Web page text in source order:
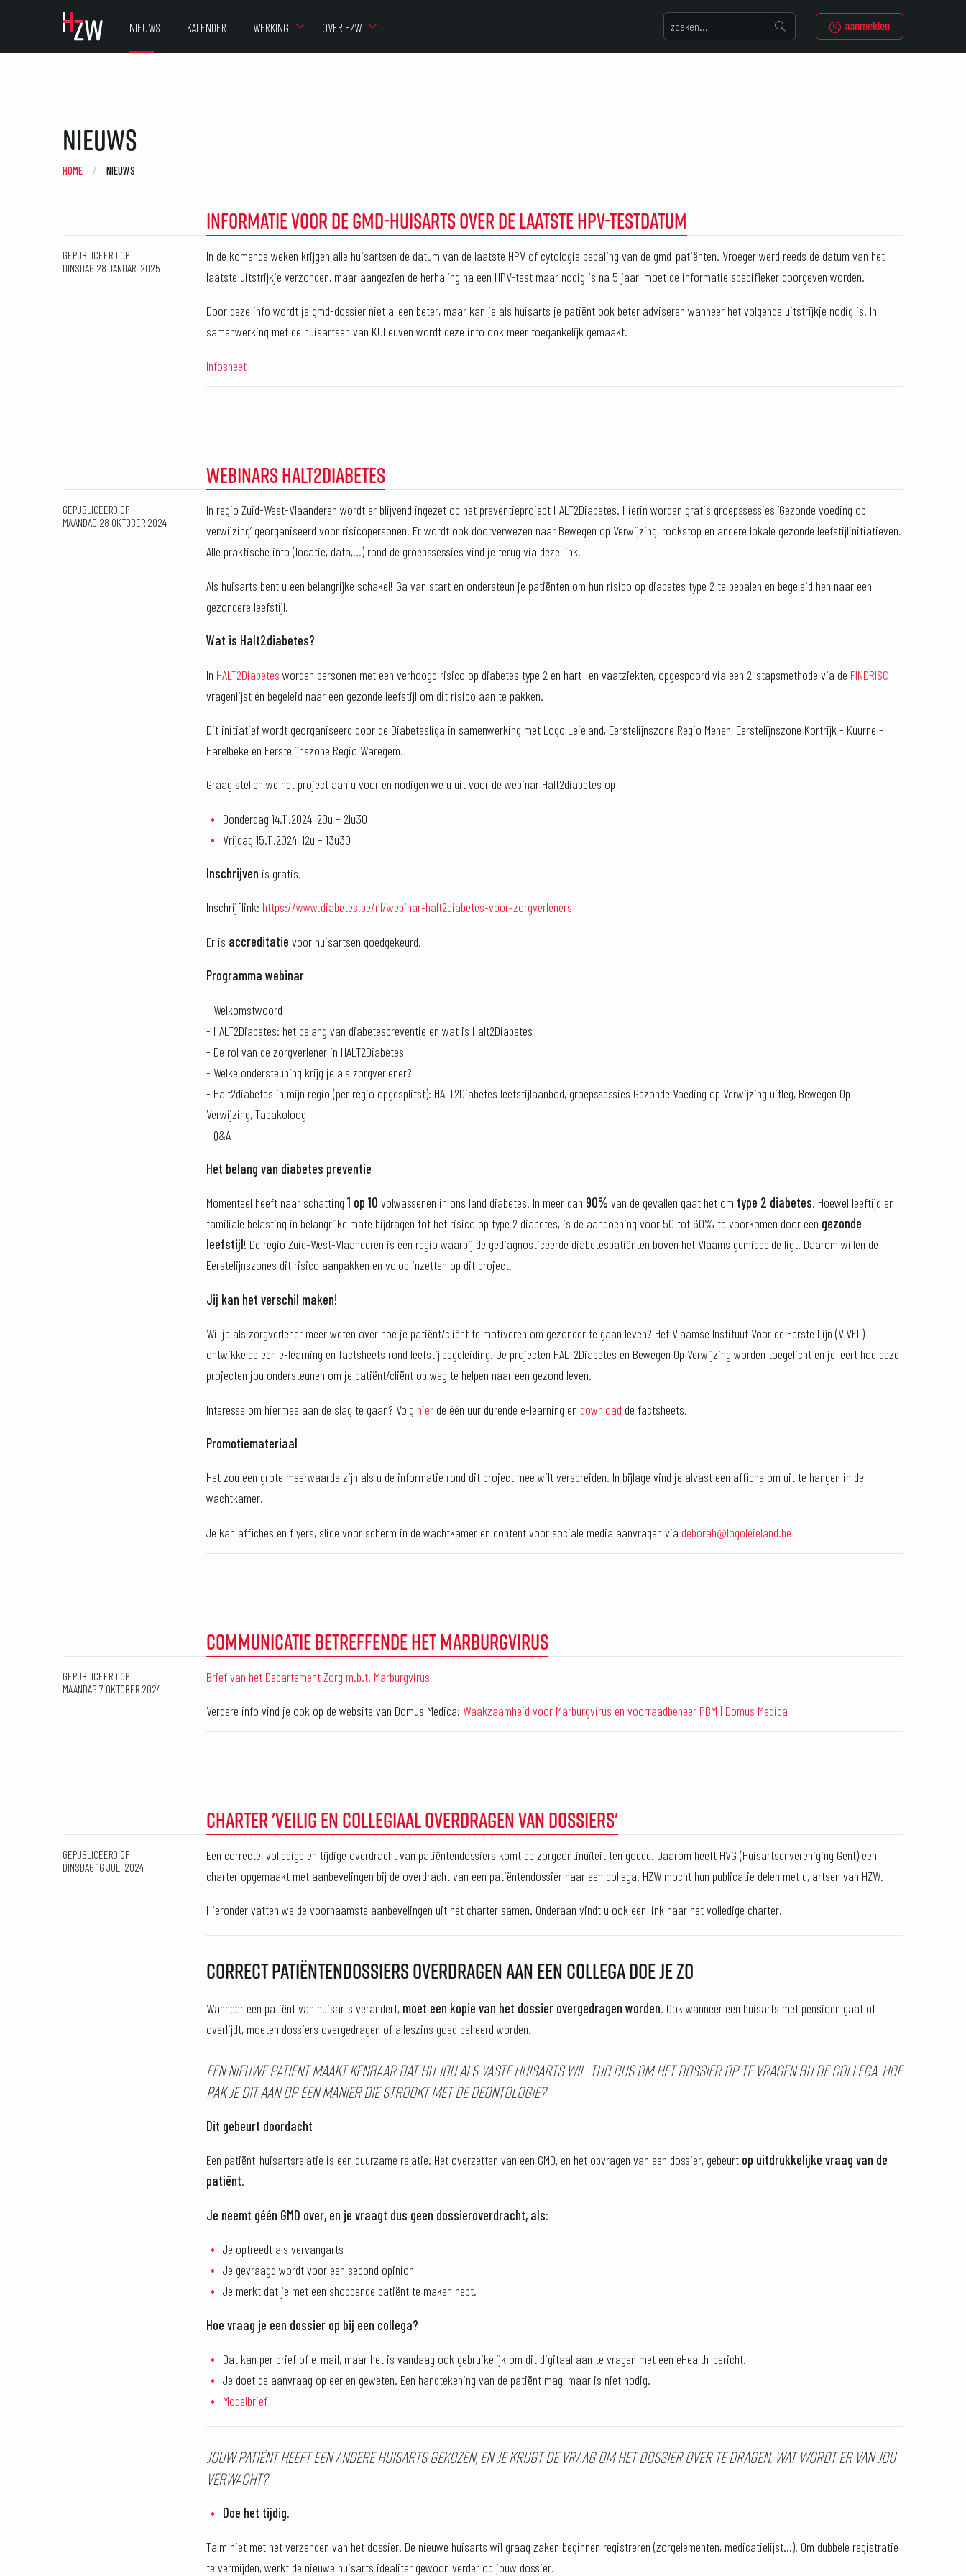
NIEUWS KALENDER WERKING OVER HZW aanmelden
Nieuws
HOME CURRENT:
NIEUWS
INFORMATIE VOOR DE GMD-HUISARTS OVER DE LAATSTE HPV-TESTDATUM
GEPUBLICEERD OP
DINSDAG 28 JANUARI 2025
In de komende weken krijgen alle huisartsen de datum van de laatste HPV of cytologie bepaling van de gmd-patiënten. Vroeger werd reeds de datum van het
laatste uitstrijkje verzonden, maar aangezien de herhaling na een HPV-test maar nodig is na 5 jaar, moet de informatie specifieker doorgeven worden.
Door deze info wordt je gmd-dossier niet alleen beter, maar kan je als huisarts je patiënt ook beter adviseren wanneer het volgende uitstrijkje nodig is. In
samenwerking met de huisartsen van KULeuven wordt deze info ook meer toegankelijk gemaakt.
Infosheet
WEBINARS HALT2DIABETES
GEPUBLICEERD OP
MAANDAG 28 OKTOBER 2024
In regio Zuid-West-Vlaanderen wordt er blijvend ingezet op het preventieproject HALT2Diabetes. Hierin worden gratis groepssessies ‘Gezonde voeding op
verwijzing’ georganiseerd voor risicopersonen. Er wordt ook doorverwezen naar Bewegen op Verwijzing, rookstop en andere lokale gezonde leefstijlinitiatieven.
Alle praktische info (locatie, data,…) rond de groepssessies vind je terug via deze link.
Als huisarts bent u een belangrijke schakel! Ga van start en ondersteun je patiënten om hun risico op diabetes type 2 te bepalen en begeleid hen naar een
gezondere leefstijl.
Wat is Halt2diabetes?
In HALT2Diabetes worden personen met een verhoogd risico op diabetes type 2 en hart- en vaatziekten, opgespoord via een 2-stapsmethode via de FINDRISC
vragenlijst én begeleid naar een gezonde leefstijl om dit risico aan te pakken.
Dit initiatief wordt georganiseerd door de Diabetesliga in samenwerking met Logo Leieland, Eerstelijnszone Regio Menen, Eerstelijnszone Kortrijk - Kuurne -
Harelbeke en Eerstelijnszone Regio Waregem.
Graag stellen we het project aan u voor en nodigen we u uit voor de webinar Halt2diabetes op
Donderdag 14.11.2024, 20u – 21u30
Vrijdag 15.11.2024, 12u – 13u30
Inschrijven is gratis.
Inschrijflink: https://www.diabetes.be/nl/webinar-halt2diabetes-voor-zorgverleners
Er is accreditatie voor huisartsen goedgekeurd.
Programma webinar
- Welkomstwoord
- HALT2Diabetes: het belang van diabetespreventie en wat is Halt2Diabetes
- De rol van de zorgverlener in HALT2Diabetes
- Welke ondersteuning krijg je als zorgverlener?
- Halt2diabetes in mijn regio (per regio opgesplitst): HALT2Diabetes leefstijlaanbod, groepssessies Gezonde Voeding op Verwijzing uitleg, Bewegen Op
Verwijzing, Tabakoloog
- Q&A
Het belang van diabetes preventie
Momenteel heeft naar schatting 1 op 10 volwassenen in ons land diabetes. In meer dan 90% van de gevallen gaat het om type 2 diabetes. Hoewel leeftijd en
familiale belasting in belangrijke mate bijdragen tot het risico op type 2 diabetes, is de aandoening voor 50 tot 60% te voorkomen door een gezonde
leefstijl! De regio Zuid-West-Vlaanderen is een regio waarbij de gediagnosticeerde diabetespatiënten boven het Vlaams gemiddelde ligt. Daarom willen de
Eerstelijnszones dit risico aanpakken en volop inzetten op dit project.
Jij kan het verschil maken!
Wil je als zorgverlener meer weten over hoe je patiënt/cliënt te motiveren om gezonder te gaan leven? Het Vlaamse Instituut Voor de Eerste Lijn (VIVEL)
ontwikkelde een e-learning en factsheets rond leefstijlbegeleiding. De projecten HALT2Diabetes en Bewegen Op Verwijzing worden toegelicht en je leert hoe deze
projecten jou ondersteunen om je patiënt/cliënt op weg te helpen naar een gezond leven.
Interesse om hiermee aan de slag te gaan? Volg hier de één uur durende e-learning en download de factsheets.
Promotiemateriaal
Het zou een grote meerwaarde zijn als u de informatie rond dit project mee wilt verspreiden. In bijlage vind je alvast een affiche om uit te hangen in de
wachtkamer.
Je kan affiches en flyers, slide voor scherm in de wachtkamer en content voor sociale media aanvragen via deborah@logoleieland.be
COMMUNICATIE BETREFFENDE HET MARBURGVIRUS
GEPUBLICEERD OP
MAANDAG 7 OKTOBER 2024
Brief van het Departement Zorg m.b.t. Marburgvirus
Verdere info vind je ook op de website van Domus Medica: Waakzaamheid voor Marburgvirus en voorraadbeheer PBM | Domus Medica
CHARTER 'VEILIG EN COLLEGIAAL OVERDRAGEN VAN DOSSIERS'
GEPUBLICEERD OP
DINSDAG 16 JULI 2024
Een correcte, volledige en tijdige overdracht van patiëntendossiers komt de zorgcontinuïteit ten goede. Daarom heeft HVG (Huisartsenvereniging Gent) een
charter opgemaakt met aanbevelingen bij de overdracht van een patiëntendossier naar een collega. HZW mocht hun publicatie delen met u, artsen van HZW.
Hieronder vatten we de voornaamste aanbevelingen uit het charter samen. Onderaan vindt u ook een link naar het volledige charter.
CORRECT PATIËNTENDOSSIERS OVERDRAGEN AAN EEN COLLEGA DOE JE ZO
Wanneer een patiënt van huisarts verandert, moet een kopie van het dossier overgedragen worden. Ook wanneer een huisarts met pensioen gaat of
overlijdt, moeten dossiers overgedragen of alleszins goed beheerd worden.
Een nieuwe patiënt maakt kenbaar dat hij jou als vaste huisarts wil. Tijd dus om het dossier op te vragen bij de collega. Hoe
pak je dit aan op een manier die strookt met de deontologie?
Dit gebeurt doordacht
Een patiënt-huisartsrelatie is een duurzame relatie. Het overzetten van een GMD, en het opvragen van een dossier, gebeurt op uitdrukkelijke vraag van de
patiënt.
Je neemt géén GMD over, en je vraagt dus geen dossieroverdracht, als:
Je optreedt als vervangarts
Je gevraagd wordt voor een second opinion
Je merkt dat je met een shoppende patiënt te maken hebt.
Hoe vraag je een dossier op bij een collega?
Dat kan per brief of e-mail, maar het is vandaag ook gebruikelijk om dit digitaal aan te vragen met een eHealth-bericht.
Je doet de aanvraag op eer en geweten. Een handtekening van de patiënt mag, maar is niet nodig.
Modelbrief
Jouw patiënt heeft een andere huisarts gekozen, en je krijgt de vraag om het dossier over te dragen. Wat wordt er van jou
verwacht?
Doe het tijdig.
Talm niet met het verzenden van het dossier. De nieuwe huisarts wil graag zaken beginnen registreren (zorgelementen, medicatielijst...). Om dubbele registratie
te vermijden, werkt de nieuwe huisarts idealiter gewoon verder op jouw dossier.